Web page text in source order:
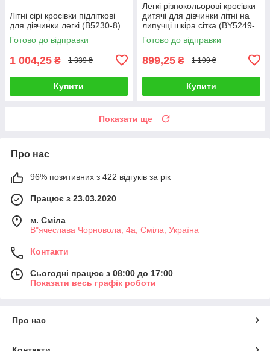
Літні сірі кросівки підліткові
для дівчинки легкі (B5230-8)
Готово до відправки
1 004,25 ₴ 1 339 ₴
Купити
Легкі різнокольорові кросівки
дитячі для дівчинки літні на
липучці шкіра сітка (BY5249-
3C)
Готово до відправки
899,25 ₴ 1 199 ₴
Купити
Показати ще
Про нас
96% позитивних з 422 відгуків за рік
Працює з 23.03.2020
м. Сміла
В"ячеслава Чорновола, 4а, Сміла, Україна
Контакти
Сьогодні працює з 08:00 до 17:00
Показати весь графік роботи
Про нас